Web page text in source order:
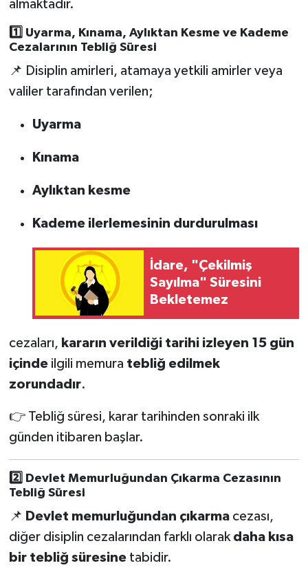
almaktadır.
1️⃣ Uyarma, Kınama, Aylıktan Kesme ve Kademe
Cezalarının Tebliğ Süresi
📌 Disiplin amirleri, atamaya yetkili amirler veya
valiler tarafından verilen;
Uyarma
Kınama
Aylıktan kesme
Kademe ilerlemesinin durdurulması
İdare, "Çekilmiş
Sayılma" Süresini
Bekletemez
cezaları, kararın verildiği tarihi izleyen 15 gün
içindeilgili memura tebliğ edilmek
zorundadır.
👉 Tebliğ süresi, karar tarihinden sonraki ilk
günden itibaren başlar.
2️⃣ Devlet Memurluğundan Çıkarma Cezasının
Tebliğ Süresi
📌 Devlet memurluğundan çıkarmacezası,
diğer disiplin cezalarından farklı olarak daha kısa
bir tebliğ süresinetabidir.